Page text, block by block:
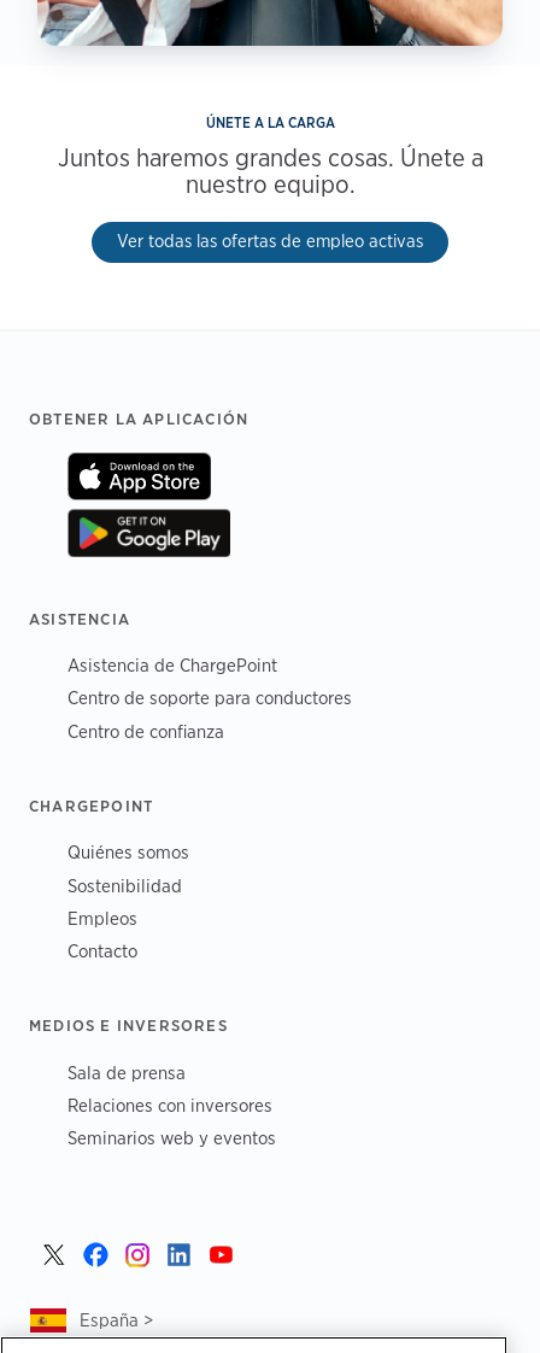
ÚNETE A LA CARGA
Juntos haremos grandes cosas. Únete a
nuestro equipo.
Ver todas las ofertas de empleo activas
Footer
OBTENER LA APLICACIÓN
ASISTENCIA
Asistencia de ChargePoint
Centro de soporte para conductores
Centro de confianza
CHARGEPOINT
Quiénes somos
Sostenibilidad
Empleos
Contacto
MEDIOS E INVERSORES
Sala de prensa
Relaciones con inversores
Seminarios web y eventos
España >